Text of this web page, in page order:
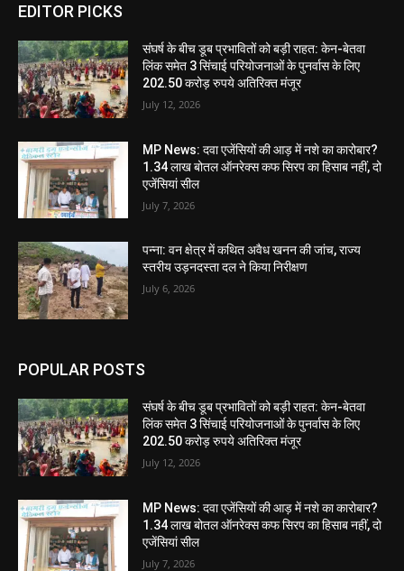
EDITOR PICKS
संघर्ष के बीच डूब प्रभावितों को बड़ी राहत: केन-बेतवा
लिंक समेत 3 सिंचाई परियोजनाओं के पुनर्वास के लिए
202.50 करोड़ रुपये अतिरिक्त मंजूर
July 12, 2026
MP News: दवा एजेंसियों की आड़ में नशे का कारोबार?
1.34 लाख बोतल ऑनरेक्स कफ सिरप का हिसाब नहीं, दो
एजेंसियां सील
July 7, 2026
पन्ना: वन क्षेत्र में कथित अवैध खनन की जांच, राज्य
स्तरीय उड़नदस्ता दल ने किया निरीक्षण
July 6, 2026
POPULAR POSTS
संघर्ष के बीच डूब प्रभावितों को बड़ी राहत: केन-बेतवा
लिंक समेत 3 सिंचाई परियोजनाओं के पुनर्वास के लिए
202.50 करोड़ रुपये अतिरिक्त मंजूर
July 12, 2026
MP News: दवा एजेंसियों की आड़ में नशे का कारोबार?
1.34 लाख बोतल ऑनरेक्स कफ सिरप का हिसाब नहीं, दो
एजेंसियां सील
July 7, 2026